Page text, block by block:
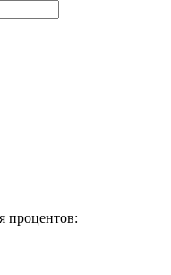
процентов: